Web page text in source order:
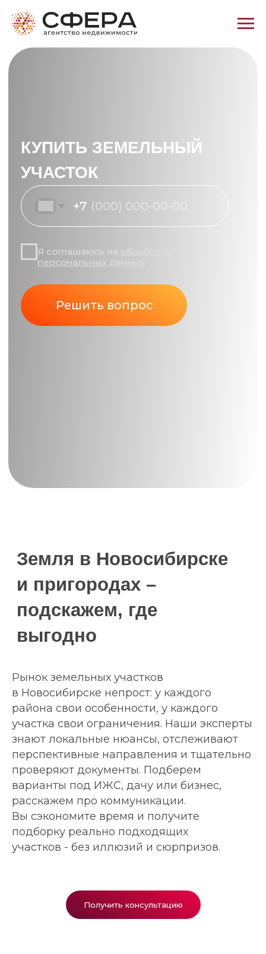
+7
Я соглашаюсь на обработку
персональных данных
Рынок земельных участков
в Новосибирске непрост: у каждого
района свои особенности, у каждого
участка свои ограничения. Наши эксперты
знают локальные нюансы, отслеживают
перспективные направления и тщательно
проверяют документы. Подберем
варианты под ИЖС, дачу или бизнес,
расскажем про коммуникации.
Вы сэкономите время и получите
подборку реально подходящих
участков - без иллюзий и сюрпризов.
Получить консультацию
Начните покупку
идеальной земли с 3
вопросов